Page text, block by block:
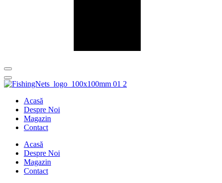
Acasă
Despre Noi
Magazin
Contact
Acasă
Despre Noi
Magazin
Contact